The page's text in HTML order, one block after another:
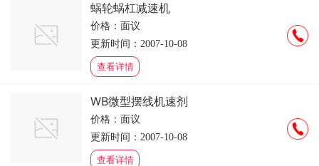
蜗轮蜗杠减速机
价格：面议
更新时间：2007-10-08
查看详情
WB微型摆线机速剂
价格：面议
更新时间：2007-10-08
查看详情